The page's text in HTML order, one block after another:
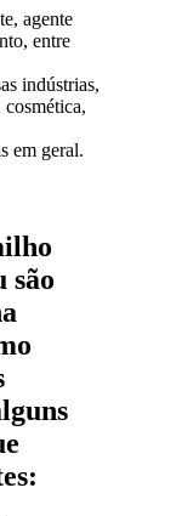
agente
entre
indústrias,
em geral.
são